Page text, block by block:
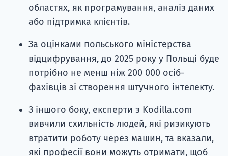
областях, як програмування, аналіз даних
або підтримка клієнтів.
За оцінками польського міністерства
відцифрування, до 2025 року у Польщі буде
потрібно не менш ніж 200 000 осіб-
фахівців зі створення штучного інтелекту.
З іншого боку, експерти з Kodilla.com
вивчили схильність людей, які ризикують
втратити роботу через машин, та вказали,
які професії вони можуть отримати, щоб